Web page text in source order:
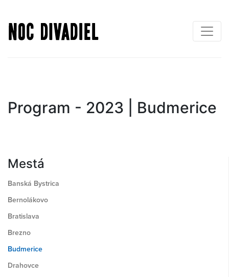
na
hlavný
Program - 2023 | Budmerice
Mestá
Banská Bystrica
Bernolákovo
Bratislava
Brezno
Budmerice
Drahovce